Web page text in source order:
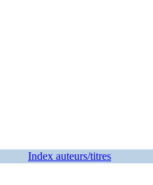
Index auteurs/titres